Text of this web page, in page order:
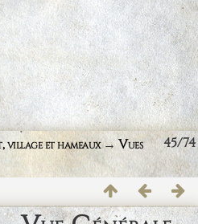
45/74
village et hameaux→Vues